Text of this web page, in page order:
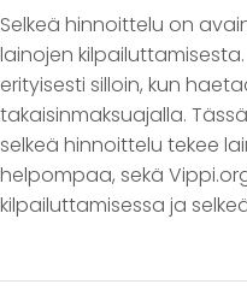
Selkeä hinnoittelu on
lainojen
erityisesti silloin, kun
takaisinmaksuajalla.
selkeä hinnoittelu tekee
helpompaa, sekä
kilpailuttamisessa ja